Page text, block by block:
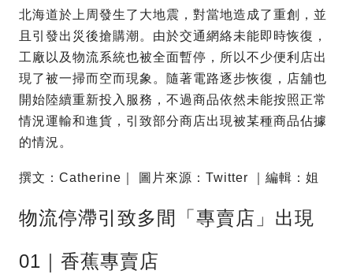
北海道於上周發生了大地震，對當地造成了重創，並
且引發出災後搶購潮。由於交通網絡未能即時恢復，
工廠以及物流系統也被全面暫停，所以不少便利店出
現了被一掃而空而現象。隨著電路逐步恢復，店舖也
開始陸續重新投入服務，不過商品依然未能按照正常
情況運輸和進貨，引致部分商店出現被某種商品佔據
的情況。
撰文：Catherine｜ 圖片來源：Twitter ｜編輯：姐
物流停滯引致多間「專賣店」出現
01｜香蕉專賣店